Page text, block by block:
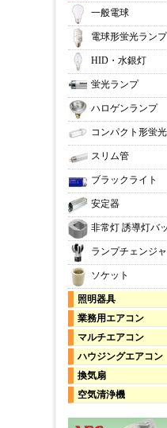
一般電球
電球形蛍光ランプ
HID・水銀灯
蛍光ランプ
ハロゲンランプ
コンパクト形蛍
スリム管
ブラックライト
安定器
非常灯 誘導灯バ
ランプチェンジ
ソケット
照明器具
業務用エアコン
マルチエアコン
ハウジングエアコン
換気扇
空気清浄機